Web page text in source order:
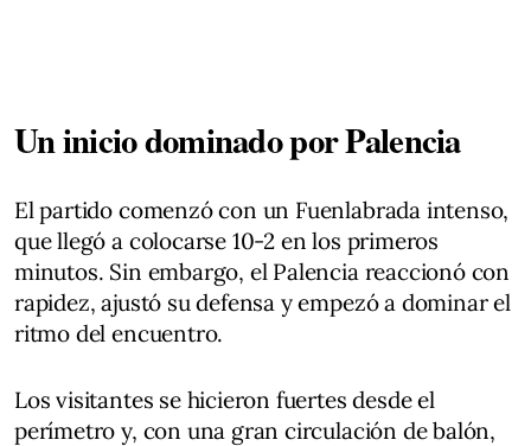
Un inicio dominado por Palencia
El partido comenzó con un Fuenlabrada intenso,
que llegó a colocarse 10-2 en los primeros
minutos. Sin embargo, el Palencia reaccionó con
rapidez, ajustó su defensa y empezó a dominar el
ritmo del encuentro.
Los visitantes se hicieron fuertes desde el
perímetro y, con una gran circulación de balón,